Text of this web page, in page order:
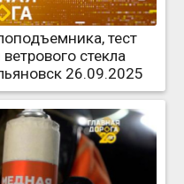
тест
стекла
26.09.2025